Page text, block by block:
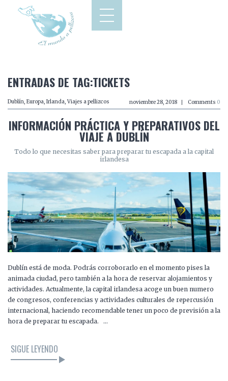
ENTRADAS DE TAG:TICKETS
Dublín, Europa, Irlanda, Viajes a pellizcos noviembre 28, 2018 Comments 0
INFORMACIÓN PRÁCTICA Y PREPARATIVOS DEL
VIAJE A DUBLÍN
Todo lo que necesitas saber para preparar tu escapada a la capital
irlandesa
Dublín está de moda. Podrás corroborarlo en el momento pises la
animada ciudad, pero también a la hora de reservar alojamientos y
actividades. Actualmente, la capital irlandesa acoge un buen numero
de congresos, conferencias y actividades culturales de repercusión
internacional, haciendo recomendable tener un poco de previsión a la
hora de preparar tu escapada. …
SIGUE LEYENDO